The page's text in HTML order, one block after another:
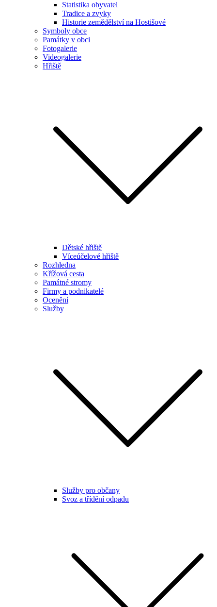
Statistika obyvatel
Tradice a zvyky
Historie zemědělství na Hostišové
Symboly obce
Památky v obci
Fotogalerie
Videogalerie
Hřiště
Dětské hřiště
Víceúčelové hřiště
Rozhledna
Křížová cesta
Památné stromy
Firmy a podnikatelé
Ocenění
Služby
Služby pro občany
Svoz a třídění odpadu